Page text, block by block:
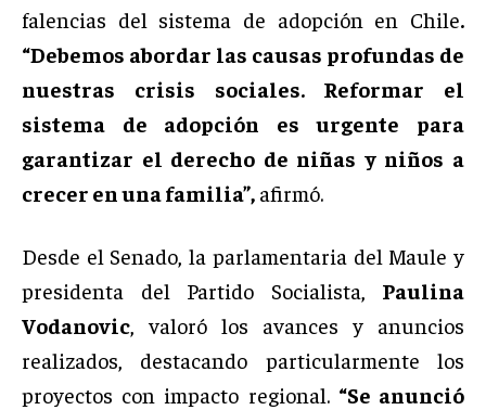
falencias del sistema de adopción en Chile.
“Debemos abordar las causas profundas de
nuestras crisis sociales. Reformar el
sistema de adopción es urgente para
garantizar el derecho de niñas y niños a
crecer en una familia”, afirmó.
Desde el Senado, la parlamentaria del Maule y
presidenta del Partido Socialista, Paulina
Vodanovic, valoró los avances y anuncios
realizados, destacando particularmente los
proyectos con impacto regional. “Se anunció